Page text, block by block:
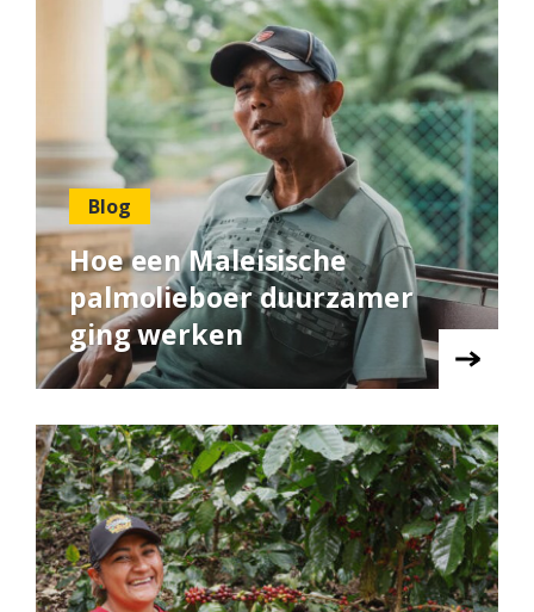
Blog
Hoe een Maleisische
palmolieboer duurzamer
ging werken